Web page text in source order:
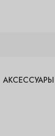
АКСЕССУАРЫ